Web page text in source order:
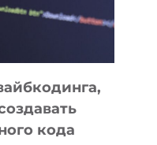
кода